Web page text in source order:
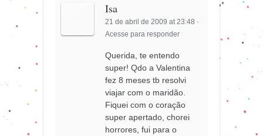
Isa
21 de abril de 2009 at 23:48 ·
Acesse para responder
Querida, te entendo
super! Qdo a Valentina
fez 8 meses tb resolvi
viajar com o maridão.
Fiquei com o coração
super apertado, chorei
horrores, fui para o